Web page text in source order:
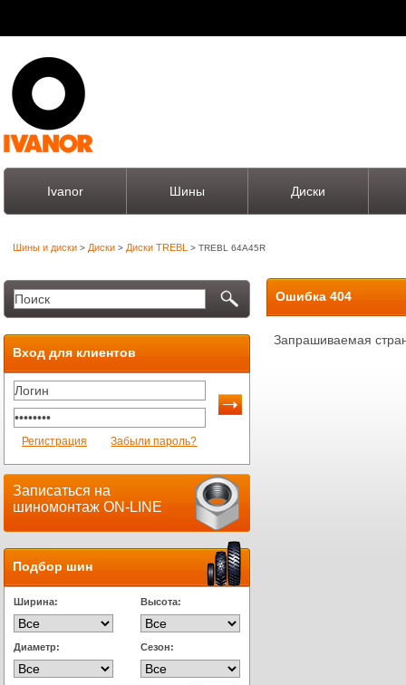
Ivanor Шины Диски
Шины и диски > Диски > Диски TREBL > TREBL 64A45R
Вход для клиентов
Регистрация Забыли пароль?
Записаться на
шиномонтаж ON-LINE
Подбор шин
Ширина: Высота:
Диаметр: Сезон:
Ошибка 404
Запрашиваемая